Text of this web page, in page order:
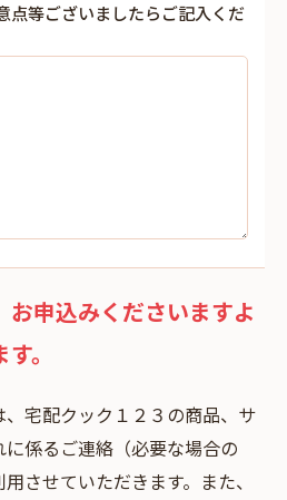
点等ございましたらご記入くだ
申込みくださいますよ
。
宅配クック１２３の商品、サ
係るご連絡（必要な場合の
させていただきます。また、